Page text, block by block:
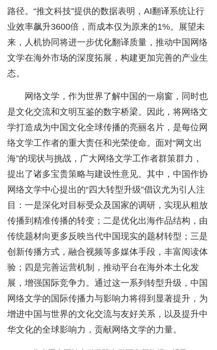
路径。“推文科技”提供的数据表明，AI翻译系统让行
业效率飙升3600倍，而成本仅为原来的1%。展望未
来，人机协同将进一步优化翻译质量，推动中国网络
文学在海外市场的深度拓展，构建更加完善的产业生
态。
网络文学，作为世界了解中国的一扇窗，同时也
是文化交流和文明互鉴的数字桥梁。因此，将网络文
学打造成为中国文化全球传播的亮丽名片，是每位网
络文学工作者的重大责任和光荣使命。面对“网文出
海”的现状与挑战，广大网络文学工作者群策群力，
提出了诸多宝贵策略与建设性意见。其中，中国作协
网络文学中心提出的“四大转型升级”倡议尤为引人注
目：一是深化对目标受众及国家的调研，实现从粗放
传播到精准传播的转变；二是优化出海作品结构，由
传统题材向更多反映当代中国现实的题材转型；三是
创新传播方式，融合视频等多媒体手段，丰富阅读体
验；四是完善运营机制，推动平台在海外本土化发
展，增强国际竞争力。通过这一系列转型升级，中国
网络文学的国际传播力与影响力将得到显著提升，为
增进中国与世界的文化交流与友好关系，以及提升中
华文化的全球影响力，贡献网络文学的力量。